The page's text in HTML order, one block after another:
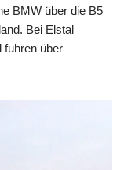
BMW über die B5
Bei Elstal
fuhren über